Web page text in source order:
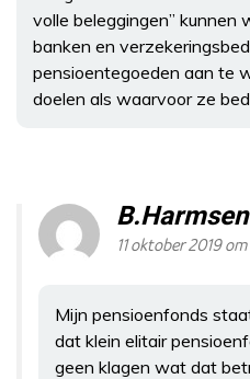
volle beleggingen” kunnen
banken en
pensioentegoeden aan te
doelen als waarvoor ze
B.Harmsen
11 oktober 2019
Mijn pensioenfonds
dat klein elitair
geen klagen wat dat